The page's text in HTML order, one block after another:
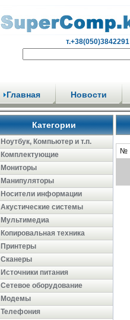
т.+38(050)3842291
Главная Новости
Категории
Ноутбук, Компьютер и т.п.
Комплектующие
Мониторы
Манипуляторы
Носители информации
Акустические системы
Мультимедиа
Копировальная техника
Принтеры
Сканеры
Источники питания
Сетевое оборудование
Модемы
Телефония
№